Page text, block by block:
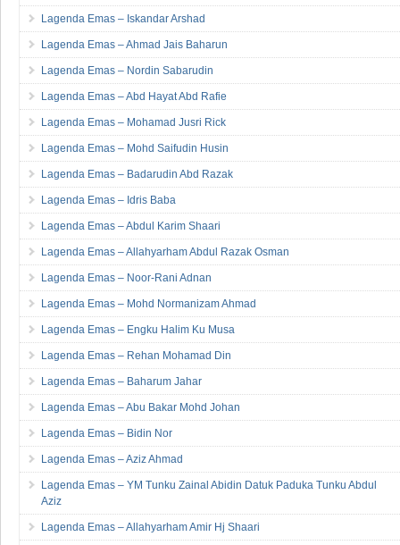
Lagenda Emas – Iskandar Arshad
Lagenda Emas – Ahmad Jais Baharun
Lagenda Emas – Nordin Sabarudin
Lagenda Emas – Abd Hayat Abd Rafie
Lagenda Emas – Mohamad Jusri Rick
Lagenda Emas – Mohd Saifudin Husin
Lagenda Emas – Badarudin Abd Razak
Lagenda Emas – Idris Baba
Lagenda Emas – Abdul Karim Shaari
Lagenda Emas – Allahyarham Abdul Razak Osman
Lagenda Emas – Noor-Rani Adnan
Lagenda Emas – Mohd Normanizam Ahmad
Lagenda Emas – Engku Halim Ku Musa
Lagenda Emas – Rehan Mohamad Din
Lagenda Emas – Baharum Jahar
Lagenda Emas – Abu Bakar Mohd Johan
Lagenda Emas – Bidin Nor
Lagenda Emas – Aziz Ahmad
Lagenda Emas – YM Tunku Zainal Abidin Datuk Paduka Tunku Abdul
Aziz
Lagenda Emas – Allahyarham Amir Hj Shaari